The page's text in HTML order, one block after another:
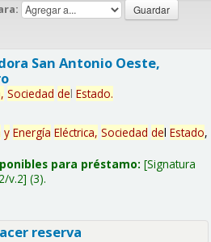
San Antonio Oeste,
Sociedad del Estado.
y Energía Eléctrica, Sociedad del Estado,
para préstamo: Signatura
v.2 (3).
reserva